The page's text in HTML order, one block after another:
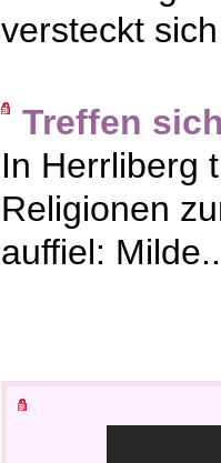
versteckt
Treffen
In Herrliberg
Religionen
auffiel: